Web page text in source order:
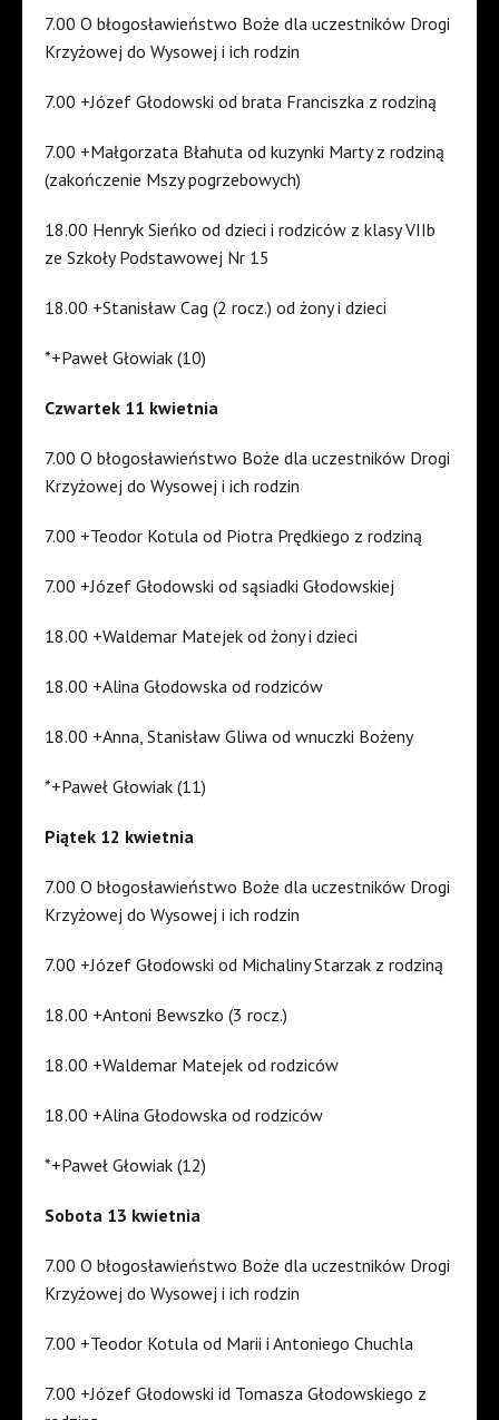
7.00 O błogosławieństwo Boże dla uczestników Drogi
Krzyżowej do Wysowej i ich rodzin
7.00 +Józef Głodowski od brata Franciszka z rodziną
7.00 +Małgorzata Błahuta od kuzynki Marty z rodziną
(zakończenie Mszy pogrzebowych)
18.00 Henryk Sieńko od dzieci i rodziców z klasy VIIb
ze Szkoły Podstawowej Nr 15
18.00 +Stanisław Cag (2 rocz.) od żony i dzieci
*+Paweł Głowiak (10)
Czwartek 11 kwietnia
7.00 O błogosławieństwo Boże dla uczestników Drogi
Krzyżowej do Wysowej i ich rodzin
7.00 +Teodor Kotula od Piotra Prędkiego z rodziną
7.00 +Józef Głodowski od sąsiadki Głodowskiej
18.00 +Waldemar Matejek od żony i dzieci
18.00 +Alina Głodowska od rodziców
18.00 +Anna, Stanisław Gliwa od wnuczki Bożeny
*+Paweł Głowiak (11)
Piątek 12 kwietnia
7.00 O błogosławieństwo Boże dla uczestników Drogi
Krzyżowej do Wysowej i ich rodzin
7.00 +Józef Głodowski od Michaliny Starzak z rodziną
18.00 +Antoni Bewszko (3 rocz.)
18.00 +Waldemar Matejek od rodziców
18.00 +Alina Głodowska od rodziców
*+Paweł Głowiak (12)
Sobota 13 kwietnia
7.00 O błogosławieństwo Boże dla uczestników Drogi
Krzyżowej do Wysowej i ich rodzin
7.00 +Teodor Kotula od Marii i Antoniego Chuchla
7.00 +Józef Głodowski id Tomasza Głodowskiego z